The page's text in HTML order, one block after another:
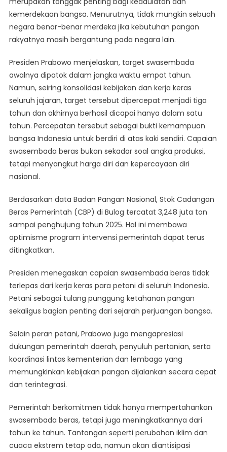
kemerdekaan bangsa. Menurutnya, tidak mungkin sebuah
negara benar-benar merdeka jika kebutuhan pangan
rakyatnya masih bergantung pada negara lain.
Presiden Prabowo menjelaskan, target swasembada
awalnya dipatok dalam jangka waktu empat tahun.
Namun, seiring konsolidasi kebijakan dan kerja keras
seluruh jajaran, target tersebut dipercepat menjadi tiga
tahun dan akhirnya berhasil dicapai hanya dalam satu
tahun. Percepatan tersebut sebagai bukti kemampuan
bangsa Indonesia untuk berdiri di atas kaki sendiri. Capaian
swasembada beras bukan sekadar soal angka produksi,
tetapi menyangkut harga diri dan kepercayaan diri
nasional.
Berdasarkan data Badan Pangan Nasional, Stok Cadangan
Beras Pemerintah (CBP) di Bulog tercatat 3,248 juta ton
sampai penghujung tahun 2025. Hal ini membawa
optimisme program intervensi pemerintah dapat terus
ditingkatkan.
Presiden menegaskan capaian swasembada beras tidak
terlepas dari kerja keras para petani di seluruh Indonesia.
Petani sebagai tulang punggung ketahanan pangan
sekaligus bagian penting dari sejarah perjuangan bangsa.
Selain peran petani, Prabowo juga mengapresiasi
dukungan pemerintah daerah, penyuluh pertanian, serta
koordinasi lintas kementerian dan lembaga yang
memungkinkan kebijakan pangan dijalankan secara cepat
dan terintegrasi.
Pemerintah berkomitmen tidak hanya mempertahankan
swasembada beras, tetapi juga meningkatkannya dari
tahun ke tahun. Tantangan seperti perubahan iklim dan
cuaca ekstrem tetap ada, namun akan diantisipasi